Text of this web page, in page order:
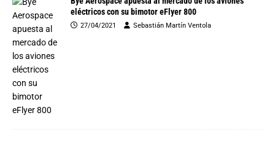
eléctricos con su bimotor eFlyer 800
27/04/2021 Sebastián Martín Ventola